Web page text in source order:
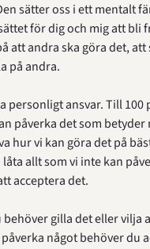
sätter oss i ett mentalt
för dig och mig att bli
att andra ska göra det, att
på andra.
personligt ansvar. Till 100
påverka det som betyder
hur vi kan göra det på
allt som vi inte kan
acceptera det.
gilla det eller vilja
något behöver du